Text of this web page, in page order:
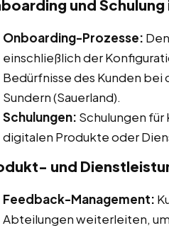
und
Onboarding-Prozesse:
einschließlich der
Bedürfnisse des Kunden
Sundern (Sauerland).
Schulungen: Schulungen für
digitalen Produkte oder
und
Feedback-Management:
Abteilungen weiterleiten,